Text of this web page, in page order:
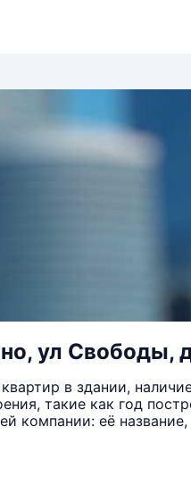
ул Свободы,
в здании,
такие как год
компании: её